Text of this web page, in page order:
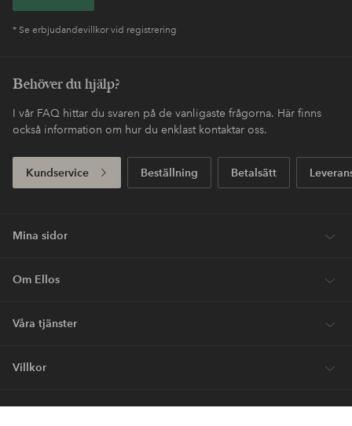
* Se erbjudandevillkor vid registrering
Behöver du hjälp?
I vår FAQ hittar du svaren på de vanligaste frågorna. Här finns
också information om hur du enklast kontaktar oss.
Kundservice Beställning Betalsätt
Mina sidor
Om Ellos
Våra tjänster
Villkor
Vänner